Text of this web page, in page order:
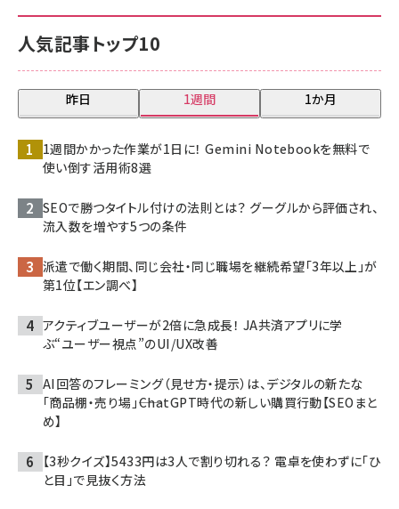
人気記事トップ10
昨日 1週間 1か月
1週間かかった作業が1日に！ Gemini Notebookを無料で
使い倒す活用術8選
SEOで勝つタイトル付けの法則とは？ グーグルから評価され、
流入数を増やす5つの条件
派遣で働く期間、同じ会社・同じ職場を継続希望「3年以上」が
第1位【エン調べ】
アクティブユーザーが2倍に急成長！ JA共済アプリに学
ぶ“ユーザー視点”のUI/UX改善
AI回答のフレーミング（見せ方・提示）は、デジタルの新たな
「商品棚・売り場」――ChatGPT時代の新しい購買行動【SEOまと
め】
【3秒クイズ】5433円は3人で割り切れる？ 電卓を使わずに「ひ
と目」で見抜く方法